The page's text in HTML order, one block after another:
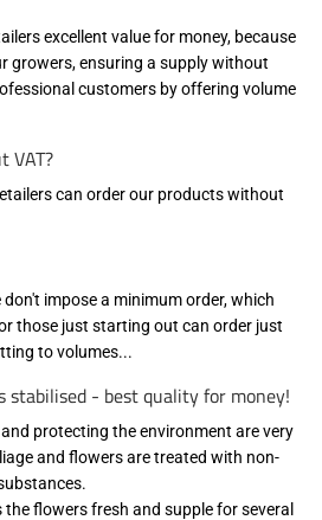
excellent value for money, because
growers, ensuring a supply without
customers by offering volume
VAT?
can order our products without
impose a minimum order, which
those just starting out can order just
to volumes...
stabilised - best quality for money!
protecting the environment are very
and flowers are treated with non-
flowers fresh and supple for several